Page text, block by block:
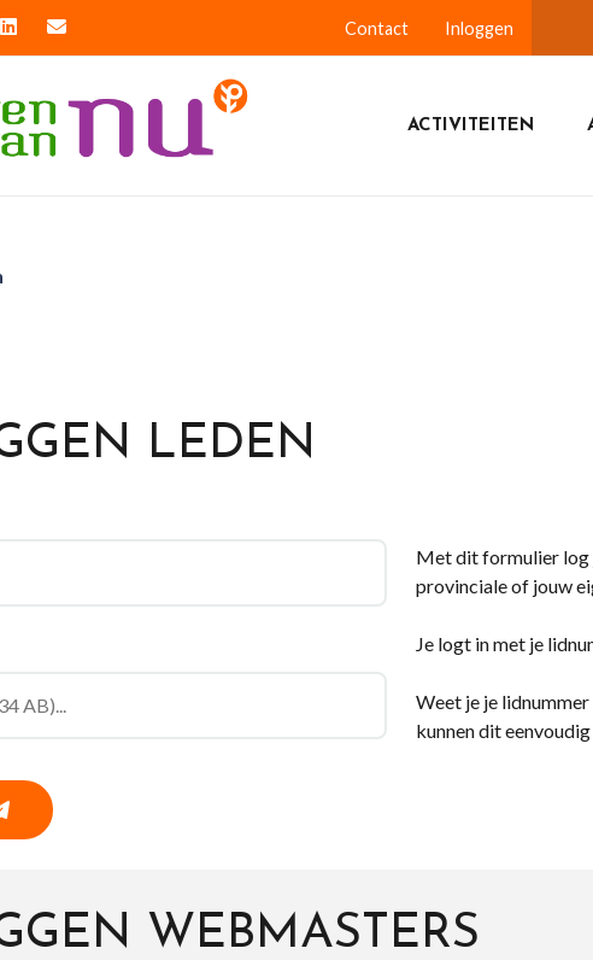
Contact Inloggen
ACTIVITEITEN
LEDEN
Met dit formulier log
provinciale of jouw
Je logt in met je
Weet je je
kunnen dit
WEBMASTERS